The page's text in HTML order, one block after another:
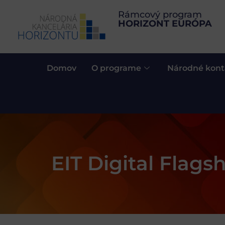
Rámcový program
HORIZONT EURÓPA
Domov O programe Národné
EIT Digital